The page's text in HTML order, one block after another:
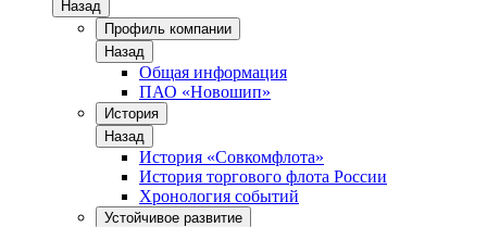
Назад
Профиль компании
Назад
Общая информация
ПАО «Новошип»
История
Назад
История «Совкомфлота»
История торгового флота России
Хронология событий
Устойчивое развитие